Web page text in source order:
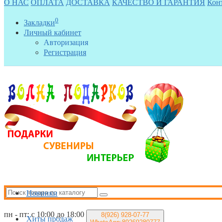
О НАС ОПЛАТА ДОСТАВКА КАЧЕСТВО И ГАРАНТИЯ
Закладки0
Личный кабинет
Авторизация
Регистрация
пн - пт: с 10:00 до 18:00 8(926) 928-07-77
Новинки
Хиты продаж